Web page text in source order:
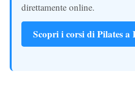
direttamente online.
Scopri i corsi di Pilates a